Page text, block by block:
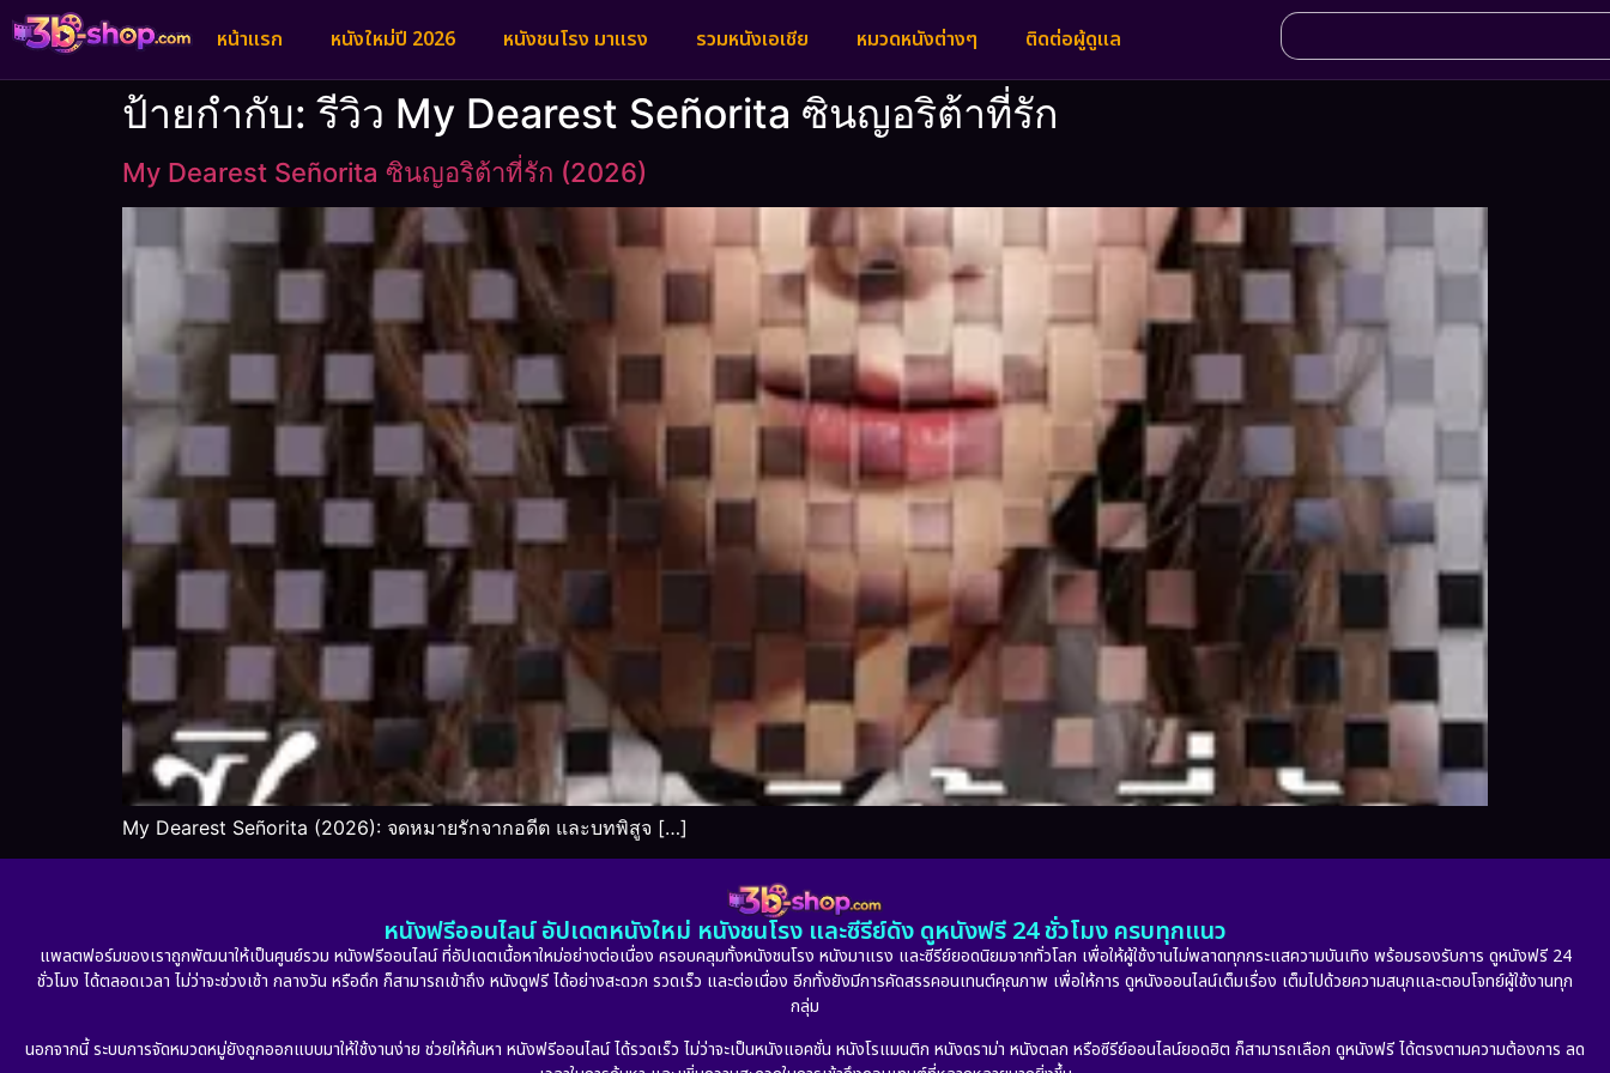
หน้าแรก หนังใหม่ปี 2026 หนังชนโรง มาแรง รวมหนังเอเชีย หมวดหนังต่างๆ ติดต่อผู้ดูแล
ป้ายกำกับ:รีวิว My Dearest Señorita ซินญอริต้าที่รัก
My Dearest Señorita ซินญอริต้าที่รัก (2026)
My Dearest Señorita (2026): จดหมายรักจากอดีต และบทพิสูจ […]
หนังฟรีออนไลน์ อัปเดตหนังใหม่ หนังชนโรง และซีรีย์ดัง ดูหนังฟรี 24 ชั่วโมง ครบทุกแนว
แพลตฟอร์มของเราถูกพัฒนาให้เป็นศูนย์รวม หนังฟรีออนไลน์ ที่อัปเดตเนื้อหาใหม่อย่างต่อเนื่อง ครอบคลุมทั้งหนังชนโรง หนังมาแรง และซีรีย์ยอดนิยมจากทั่วโลก เพื่อให้ผู้ใช้งานไม่พลาดทุกกระแสความบันเทิง พร้อมรองรับการ ดูหนังฟรี 24
ชั่วโมง ได้ตลอดเวลา ไม่ว่าจะช่วงเช้า กลางวัน หรือดึก ก็สามารถเข้าถึง หนังดูฟรี ได้อย่างสะดวก รวดเร็ว และต่อเนื่อง อีกทั้งยังมีการคัดสรรคอนเทนต์คุณภาพ เพื่อให้การ ดูหนังออนไลน์เต็มเรื่อง เต็มไปด้วยความสนุกและตอบโจทย์ผู้ใช้งานทุก
กลุ่ม
นอกจากนี้ ระบบการจัดหมวดหมู่ยังถูกออกแบบมาให้ใช้งานง่าย ช่วยให้ค้นหา หนังฟรีออนไลน์ ได้รวดเร็ว ไม่ว่าจะเป็นหนังแอคชั่น หนังโรแมนติก หนังดราม่า หนังตลก หรือซีรีย์ออนไลน์ยอดฮิต ก็สามารถเลือก ดูหนังฟรี ได้ตรงตามความต้องการ ลด